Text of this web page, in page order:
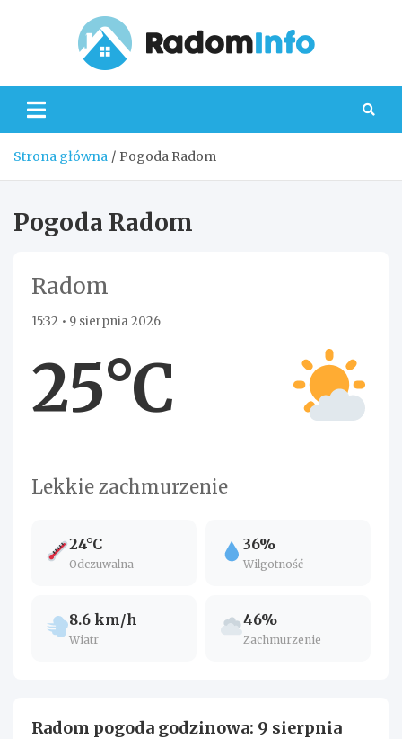
Strona główna Pogoda Radom
Pogoda Radom
Radom
15:32 • 9 sierpnia 2026
25°C
Lekkie zachmurzenie
24°C
Odczuwalna
36%
Wilgotność
8.6 km/h
Wiatr
46%
Zachmurzenie
Radom pogoda godzinowa: 9 sierpnia